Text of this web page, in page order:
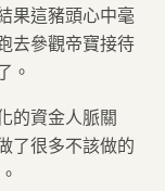
果這豬頭心中毫
去參觀帝寶接待
。
的資金人脈關
了很多不該做的